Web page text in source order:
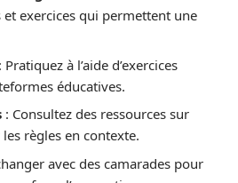
exercices qui permettent une
: Pratiquez à l’aide d’exercices
éducatives.
: Consultez des ressources sur
règles en contexte.
avec des camarades pour